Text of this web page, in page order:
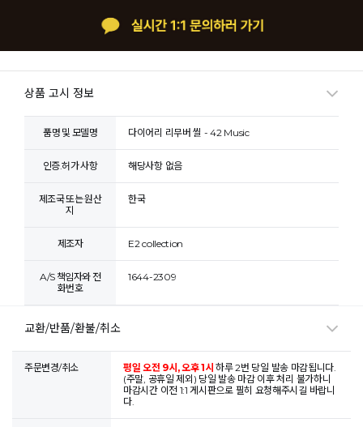
상품 고시 정보
품명 및 모델명 다이어리 리무버 씰 - 42 Music
인증.허가 사항 해당사항 없음
제조국 또는 원산
지
한국
제조자 E2 collection
A/S 책임자와 전
화번호
1644-2309
교환/반품/환불/취소
주문변경/취소 평일 오전 9시, 오후 1시하루 2번 당일 발송 마감됩니다.
(주말, 공휴일 제외) 당일 발송 마감 이후 처리 불가하니
마감시간 이전 1:1 게시판으로 필히 요청해주시길 바랍니
다.